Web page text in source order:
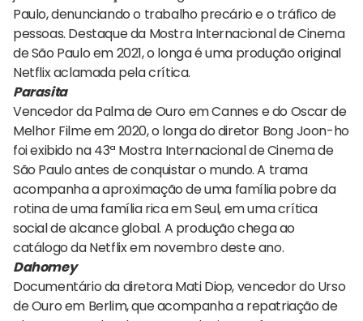
Paulo, denunciando o trabalho precário e o tráfico de
pessoas. Destaque da Mostra Internacional de Cinema
de São Paulo em 2021, o longa é uma produção original
Netflix aclamada pela crítica.
Parasita
Vencedor da Palma de Ouro em Cannes e do Oscar de
Melhor Filme em 2020, o longa do diretor Bong Joon-ho
foi exibido na 43ª Mostra Internacional de Cinema de
São Paulo antes de conquistar o mundo. A trama
acompanha a aproximação de uma família pobre da
rotina de uma família rica em Seul, em uma crítica
social de alcance global. A produção chega ao
catálogo da Netflix em novembro deste ano.
Dahomey
Documentário da diretora Mati Diop, vencedor do Urso
de Ouro em Berlim, que acompanha a repatriação de